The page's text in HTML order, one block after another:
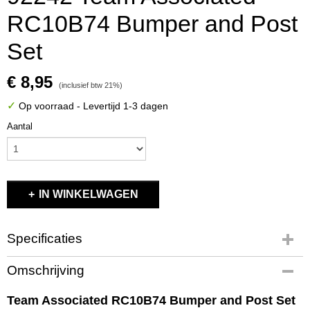
RC10B74 Bumper and Post
Set
€ 8,95 (inclusief btw 21%)
✓ Op voorraad - Levertijd 1-3 dagen
Aantal
IN WINKELWAGEN
Specificaties
Productcode
92242
EAN code
Omschrijving
Team Associated RC10B74 Bumper and Post Set